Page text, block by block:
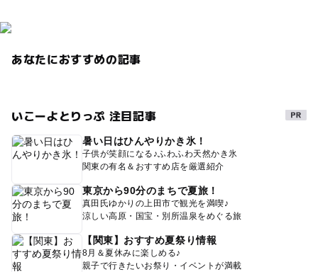
あなたにおすすめの記事
いこーよとりっぷ 注目記事
暑い日はひんやりかき氷！
子供が笑顔になる♪ふわふわ天然かき氷
関東の有名＆おすすめ店を厳選紹介
東京から90分のまちで夏旅！
真田氏ゆかりの上田市で観光を満喫♪
涼しい高原・国宝・別所温泉をめぐる旅
【関東】おすすめ夏祭り情報
8月＆夏休みに楽しめる♪
親子で行きたいお祭り・イベントが満載